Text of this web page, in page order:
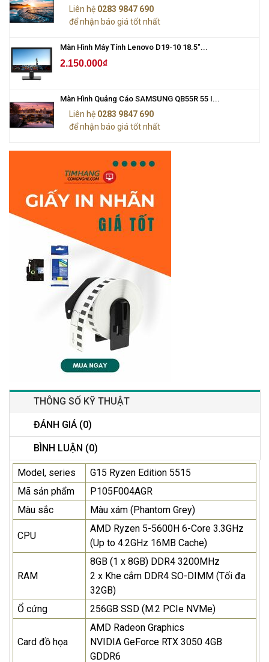
Liên hệ 0283 9847 690
để nhận báo giá tốt nhất
Màn Hình Máy Tính Lenovo D19-10 18.5"...
2.150.000₫
Màn Hình Quảng Cáo SAMSUNG QB55R 55 I...
Liên hệ 0283 9847 690
để nhận báo giá tốt nhất
THÔNG SỐ KỸ THUẬT
ĐÁNH GIÁ (0)
BÌNH LUẬN (0)
Model, series
G15 Ryzen Edition 5515
Mã sản phẩm
P105F004AGR
Màu sắc
Màu xám (Phantom Grey)
CPU
AMD Ryzen 5-5600H 6-Core 3.3GHz
(Up to 4.2GHz 16MB Cache)
RAM
8GB (1 x 8GB) DDR4 3200MHz
2 x Khe cắm DDR4 SO-DIMM (Tối đa
32GB)
Ổ cứng
256GB SSD (M.2 PCIe NVMe)
Card đồ họa
AMD Radeon Graphics
NVIDIA GeForce RTX 3050 4GB
GDDR6